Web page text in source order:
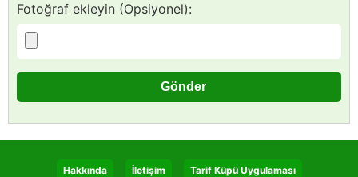
Fotoğraf ekleyin (Opsiyonel):
Hakkında İletişim Tarif Küpü Uygulaması